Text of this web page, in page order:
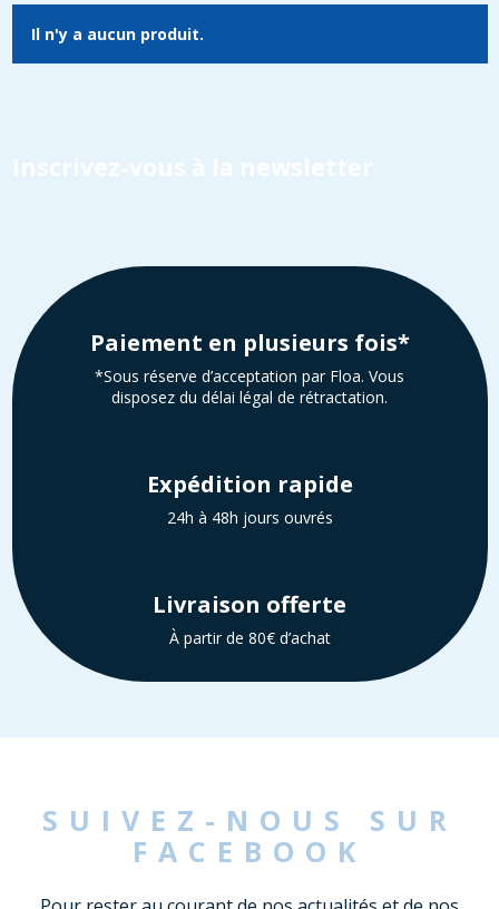
Il n'y a aucun produit.
Inscrivez-vous à la newsletter
Paiement en plusieurs fois*
*Sous réserve d’acceptation par Floa. Vous
disposez du délai légal de rétractation.
Expédition rapide
24h à 48h jours ouvrés
Livraison offerte
À partir de 80€ d’achat
SUIVEZ-NOUS SUR
FACEBOOK